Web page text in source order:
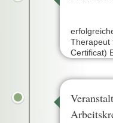
Therapeut
Certificat)